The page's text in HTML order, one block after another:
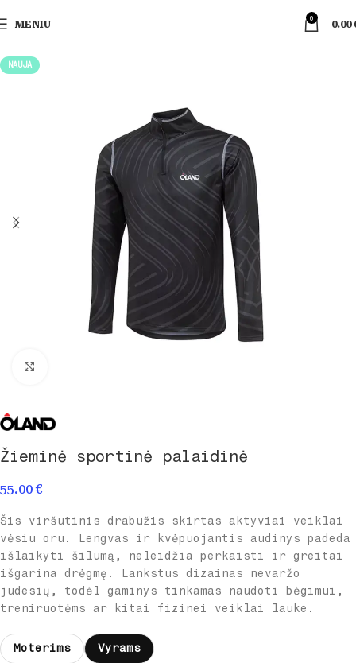
MENIU 0 0.00
NAUJA
Žieminė sportinė palaidinė
55.00€
Šis viršutinis drabužis skirtas aktyviai veiklai
vėsiu oru. Lengvas ir kvėpuojantis audinys padeda
išlaikyti šilumą, neleidžia perkaisti ir greitai
išgarina drėgmę. Lankstus dizainas nevaržo
judesių, todėl gaminys tinkamas naudoti bėgimui,
treniruotėms ar kitai fizinei veiklai lauke.
Moterims Vyrams